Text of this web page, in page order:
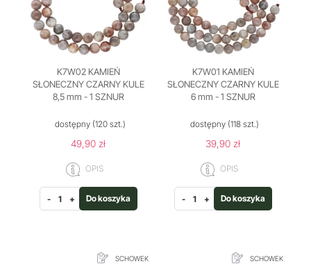
K7W02 KAMIEŃ
SŁONECZNY CZARNY KULE
8,5 mm - 1 SZNUR
dostępny(120 szt.)
49,90 zł
OPIS
- + Do koszyka
K7W01 KAMIEŃ
SŁONECZNY CZARNY KULE
6 mm - 1 SZNUR
dostępny (118 szt.)
39,90 zł
OPIS
- + Do koszyka
SCHOWEK SCHOWEK